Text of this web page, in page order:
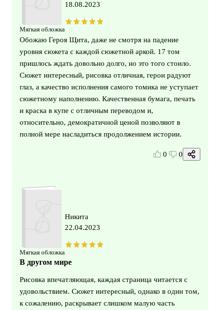
Мягкая обложка
18.08.2023
Обожаю Героя Щита, даже не смотря на падение
уровня сюжета с каждой сюжетной аркой. 17 том
пришлось ждать довольно долго, но это того стоило.
Сюжет интересный, рисовка отличная, герои радуют
глаз, а качество исполнения самого томика не уступает
сюжетному наполнению. Качественная бумага, печать
и краска в купе с отличным переводом и,
относительно, демократичной ценой позволяют в
полной мере насладиться продолжением истории.
0 0
Мягкая обложка
Никита
22.04.2023
В другом мире
Рисовка впечатляющая, каждая страница читается с
удовольствием. Сюжет интересный, однако в один том,
к сожалению, раскрывает слишком малую часть